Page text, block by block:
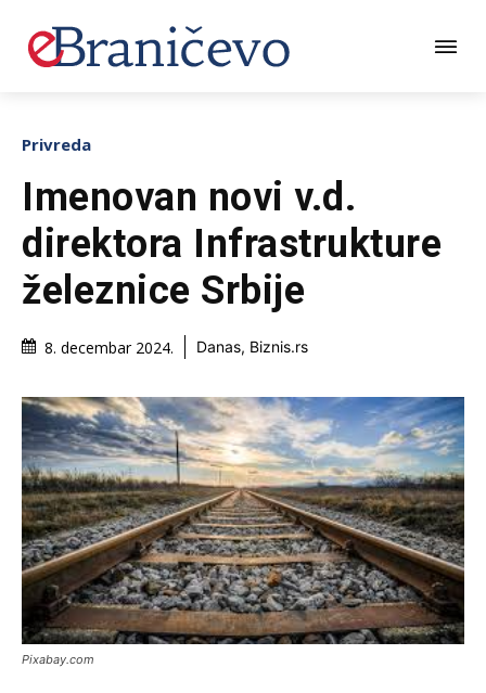
Privreda
Imenovan novi v.d.
direktora Infrastrukture
železnice Srbije
8. decembar 2024. Danas, Biznis.rs
Pixabay.com